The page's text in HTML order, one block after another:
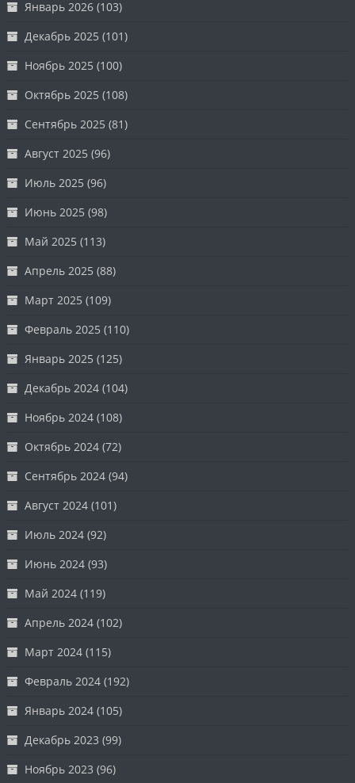
Январь 2026 (103)
Декабрь 2025 (101)
Ноябрь 2025 (100)
Октябрь 2025 (108)
Сентябрь 2025 (81)
Август 2025 (96)
Июль 2025 (96)
Июнь 2025 (98)
Май 2025 (113)
Апрель 2025 (88)
Март 2025 (109)
Февраль 2025 (110)
Январь 2025 (125)
Декабрь 2024 (104)
Ноябрь 2024 (108)
Октябрь 2024 (72)
Сентябрь 2024 (94)
Август 2024 (101)
Июль 2024 (92)
Июнь 2024 (93)
Май 2024 (119)
Апрель 2024 (102)
Март 2024 (115)
Февраль 2024 (192)
Январь 2024 (105)
Декабрь 2023 (99)
Ноябрь 2023 (96)